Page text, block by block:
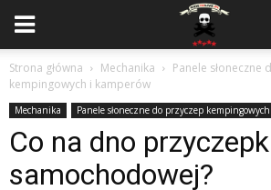
Strona główna Mechanika
Panele słoneczne
kempingowych i kamperów
Mechanika Panele słoneczne do przyczep
Co na dno
samochodowej?